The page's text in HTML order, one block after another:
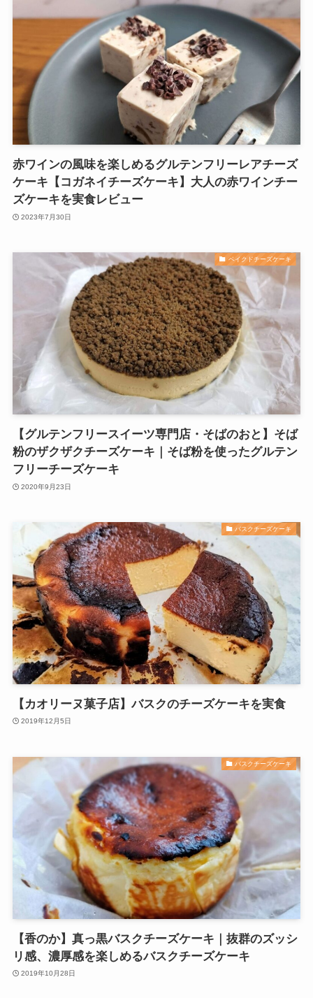
赤ワインの風味を楽しめるグルテンフリーレアチーズ
ケーキ【コガネイチーズケーキ】大人の赤ワインチー
ズケーキを実食レビュー
2023年7月30日
ベイクドチーズケーキ
【グルテンフリースイーツ専門店・そばのおと】そば
粉のザクザクチーズケーキ｜そば粉を使ったグルテン
フリーチーズケーキ
2020年9月23日
バスクチーズケーキ
【カオリーヌ菓子店】バスクのチーズケーキを実食
2019年12月5日
バスクチーズケーキ
【香のか】真っ黒バスクチーズケーキ｜抜群のズッシ
リ感、濃厚感を楽しめるバスクチーズケーキ
2019年10月28日